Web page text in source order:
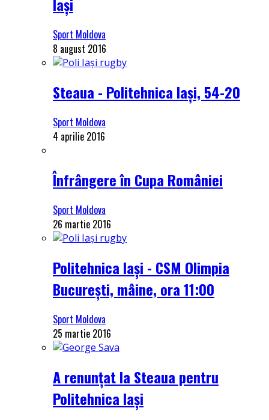
Iași
Sport Moldova
8 august 2016
Steaua - Politehnica Iași, 54-20
Sport Moldova
4 aprilie 2016
Înfrângere în Cupa României
Sport Moldova
26 martie 2016
Politehnica Iași - CSM Olimpia
București, mâine, ora 11:00
Sport Moldova
25 martie 2016
A renunțat la Steaua pentru
Politehnica Iași